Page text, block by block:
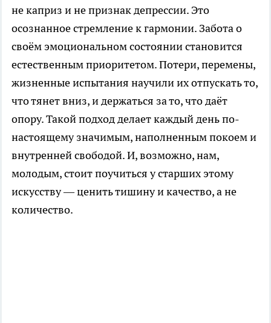
не каприз и не признак депрессии. Это
осознанное стремление к гармонии. Забота о
своём эмоциональном состоянии становится
естественным приоритетом. Потери, перемены,
жизненные испытания научили их отпускать то,
что тянет вниз, и держаться за то, что даёт
опору. Такой подход делает каждый день по-
настоящему значимым, наполненным покоем и
внутренней свободой. И, возможно, нам,
молодым, стоит поучиться у старших этому
искусству — ценить тишину и качество, а не
количество.